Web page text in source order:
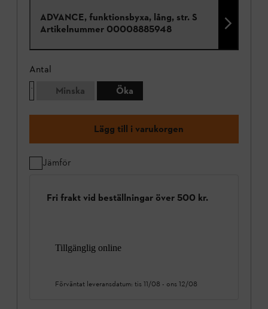
ADVANCE, funktionsbyxa, lång, str. S
Artikelnummer 00008885948
Antal
Minska
Öka
Lägg till i varukorgen
Jämför
Fri frakt vid beställningar över 500 kr.
Tillgänglig online
Förväntat leveransdatum: tis 11/08 - ons 12/08